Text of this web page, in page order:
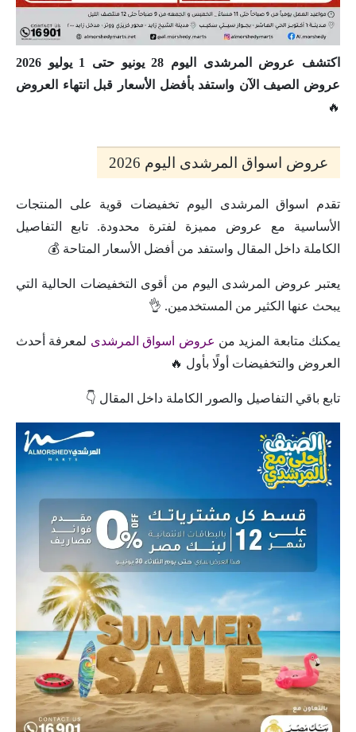
اكتشف عروض المرشدى اليوم 28 يونيو حتى 1 يوليو 2026
عروض الصيف الآن واستفد بأفضل الأسعار قبل انتهاء العروض
🔥
عروض اسواق المرشدى اليوم 2026
تقدم اسواق المرشدى اليوم تخفيضات قوية على المنتجات
الأساسية مع عروض مميزة لفترة محدودة. تابع التفاصيل
الكاملة داخل المقال واستفد من أفضل الأسعار المتاحة 💰
يعتبر عروض المرشدى اليوم من أقوى التخفيضات الحالية التي
يبحث عنها الكثير من المستخدمين. 👌
يمكنك متابعة المزيد من عروض اسواق المرشدى لمعرفة أحدث
العروض والتخفيضات أولًا بأول 🔥
تابع باقي التفاصيل والصور الكاملة داخل المقال 👇